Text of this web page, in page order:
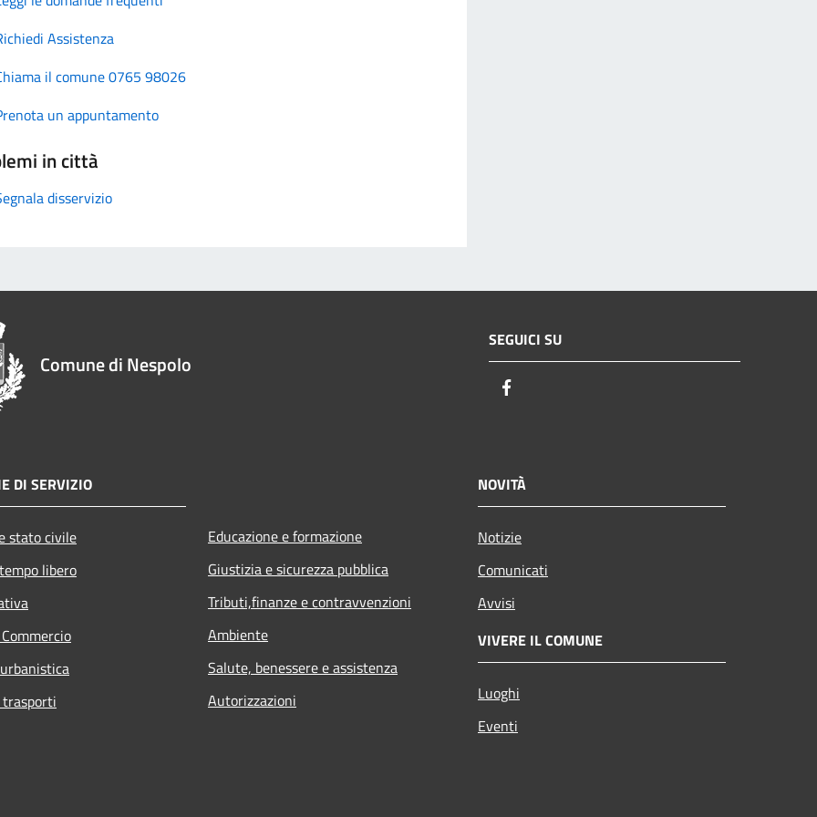
Assistenza
il comune 0765 98026
un appuntamento
in città
disservizio
Comune di Nespolo
SEGUICI SU
DI SERVIZIO
stato civile
libero
Educazione e formazione
Giustizia e sicurezza pubblica
Tributi,finanze e contravvenzioni
Ambiente
Salute, benessere e assistenza
Autorizzazioni
NOVITÀ
Notizie
Comunicati
Avvisi
VIVERE IL COMUNE
Luoghi
Eventi